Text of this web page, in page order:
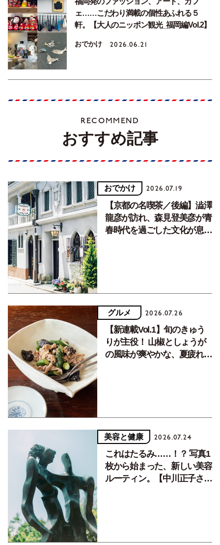
ェ……こだわり満載の個性あふれる５
軒。【大人のニッポン観光_福岡編Vol.2】
おでかけ 2026.06.21
RECOMMEND
おすすめ記事
おでかけ 2026.07.19
【京都の名喫茶／後編】澁澤
龍彦が訪れ、森見登美彦が青
春時代を過ごした文化が息づ
グルメ 2026.07.26
【新連載Vol.1】旬のきゅう
りが主役！ 山椒としょうが
の風味が爽やかな、夏疲れを
美容と健康 2026.07.24
これはたるみ……！？ 写真1
枚から始まった、新しい美容
ルーティン。【中川正子さん